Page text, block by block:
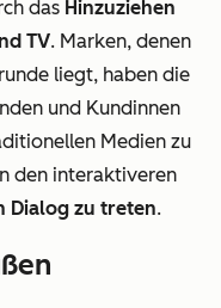
das Hinzuziehen
TV. Marken, denen
liegt, haben die
und Kundinnen
Medien zu
den interaktiveren
Dialog zu treten.